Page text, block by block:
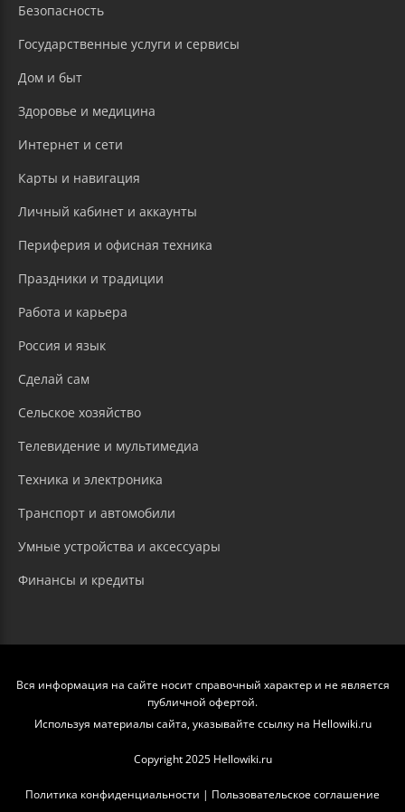
Безопасность
Государственные услуги и сервисы
Дом и быт
Здоровье и медицина
Интернет и сети
Карты и навигация
Личный кабинет и аккаунты
Периферия и офисная техника
Праздники и традиции
Работа и карьера
Россия и язык
Сделай сам
Сельское хозяйство
Телевидение и мультимедиа
Техника и электроника
Транспорт и автомобили
Умные устройства и аксессуары
Финансы и кредиты
Вся информация на сайте носит справочный характер и не является
публичной офертой.
Используя материалы сайта, указывайте ссылку на Hellowiki.ru
Copyright 2025 Hellowiki.ru
Политика конфиденциальности | Пользовательское соглашение